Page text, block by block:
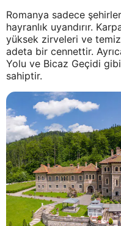
Romanya sadece
hayranlık uyandırır.
yüksek zirveleri ve
adeta bir cennettir.
Yolu ve Bicaz Geçidi
sahiptir.